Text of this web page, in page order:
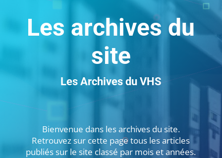
Les archives du
site
Les Archives du VHS
Bienvenue dans les archives du site.
Retrouvez sur cette page tous les articles
publiés sur le site classé par mois et années.